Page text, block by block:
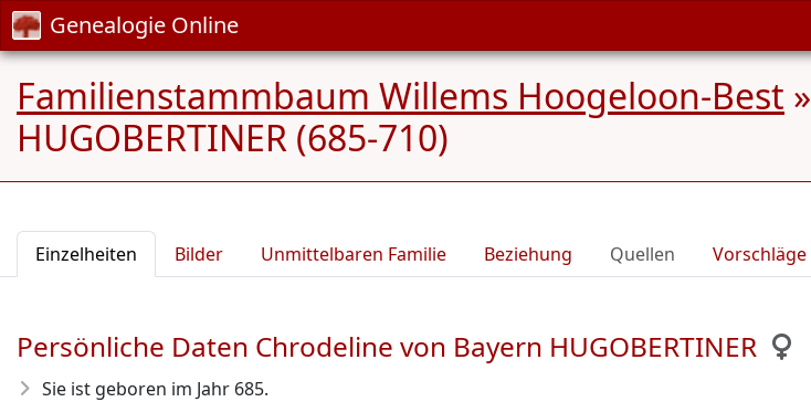
Genealogie Online
Familienstammbaum Willems Hoogeloon-Best »
HUGOBERTINER (685-710)
Einzelheiten Bilder Unmittelbaren Familie Beziehung Quellen Vorschläge
Persönliche Daten Chrodeline von Bayern HUGOBERTINER
Sie ist geboren im Jahr 685.